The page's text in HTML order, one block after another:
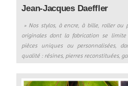
Jean-Jacques Daeffler
» Nos stylos, à encre, à bille, roller ou
originales dont la fabrication se
pièces uniques ou personnalisées,
qualité : résines, pierres reconstituées,